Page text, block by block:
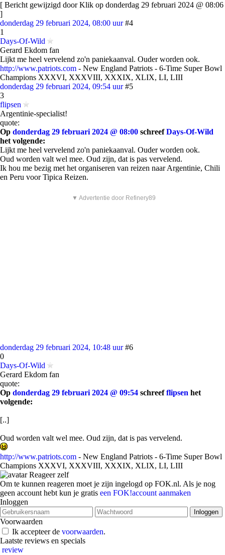
[ Bericht gewijzigd door Klik op donderdag 29 februari 2024 @ 08:06
]
donderdag 29 februari 2024, 08:00 uur #4
1
Days-Of-Wild
Gerard Ekdom fan
Lijkt me heel vervelend zo'n paniekaanval. Ouder worden ook.
http://www.patriots.com - New England Patriots - 6-Time Super Bowl
Champions XXXVI, XXXVIII, XXXIX, XLIX, LI, LIII
donderdag 29 februari 2024, 09:54 uur #5
3
flipsen
Argentinie-specialist!
quote:
Op donderdag 29 februari 2024 @ 08:00 schreefDays-Of-Wild
het volgende:
Lijkt me heel vervelend zo'n paniekaanval. Ouder worden ook.
Oud worden valt wel mee. Oud zijn, dat is pas vervelend.
Ik hou me bezig met het organiseren van reizen naar Argentinie, Chili
en Peru voor Tipica Reizen.
▼ Advertentie door Refinery89
donderdag 29 februari 2024, 10:48 uur #6
0
Days-Of-Wild
Gerard Ekdom fan
quote:
Op donderdag 29 februari 2024 @ 09:54 schreefflipsen het
volgende:
[..]
Oud worden valt wel mee. Oud zijn, dat is pas vervelend.
http://www.patriots.com - New England Patriots - 6-Time Super Bowl
Champions XXXVI, XXXVIII, XXXIX, XLIX, LI, LIII
Reageer zelf
Om te kunnen reageren moet je zijn ingelogd op FOK.nl. Als je nog
geen account hebt kun je gratis een FOK!account aanmaken
Inloggen
Voorwaarden
Ik accepteer de voorwaarden.
Laatste reviews en specials
review